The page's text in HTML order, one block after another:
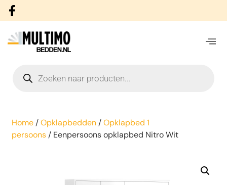
Home/Opklapbedden/Opklapbed 1
persoons/ Eenpersoons opklapbed Nitro Wit